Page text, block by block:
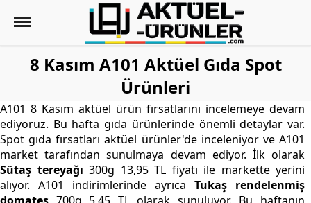
8 Kasım A101 Aktüel Gıda Spot
Ürünleri
A101 8 Kasım aktüel ürün fırsatlarını incelemeye devam
ediyoruz. Bu hafta gıda ürünlerinde önemli detaylar var.
Spot gıda fırsatları aktüel ürünler'de inceleniyor ve A101
market tarafından sunulmaya devam ediyor. İlk olarak
Sütaş tereyağı 300g 13,95 TL fiyatı ile markette yerini
alıyor. A101 indirimlerinde ayrıcaTukaş rendelenmiş